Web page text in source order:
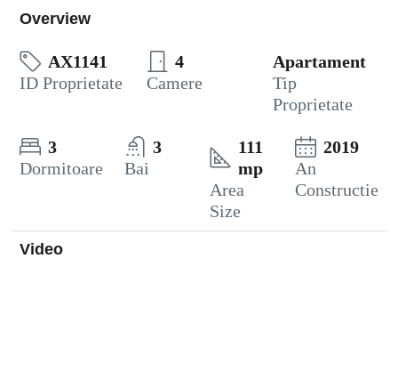
Overview
AX1141
ID Proprietate
4
Camere
Apartament
Tip
Proprietate
3
Dormitoare
3
Bai
111
mp
Area
Size
2019
An
Constructie
Video